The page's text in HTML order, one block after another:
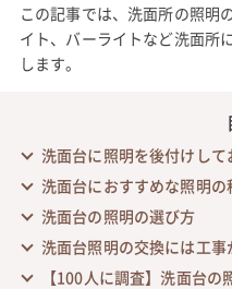
この記事では、洗面所の照明
イト、バーライトなど洗面所
します。
洗面台に照明を後付けして
洗面台におすすめな照明の
洗面台の照明の選び方
洗面台照明の交換には工事
【100人に調査】洗面台